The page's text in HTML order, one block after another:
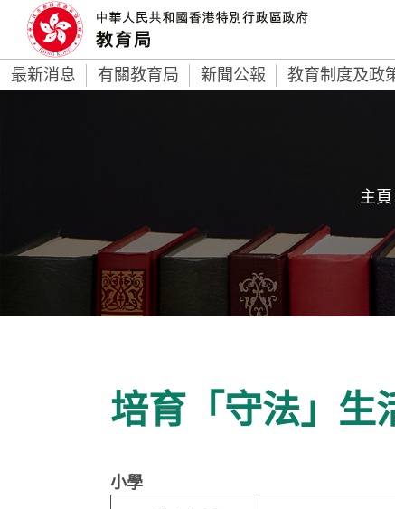
最新消息 有關教育局 新聞公報 教育制度及政
主頁
培育「守法」生
小學